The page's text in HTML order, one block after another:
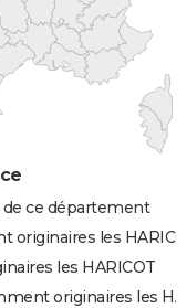
de ce département
originaires les
les HARICOT
originaires les